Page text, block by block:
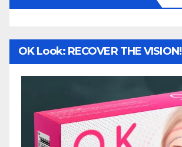
OK Look: RECOVER THE VISION!